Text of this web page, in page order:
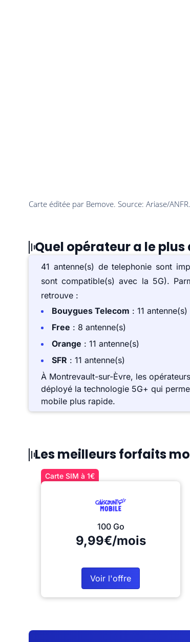
Quel opérateur a le
41 antenne(s) de telephonie sont
sont compatible(s) avec la 5G).
retrouve :
Bouygues Telecom : 11 antenne(s)
Free : 8 antenne(s)
Orange : 11 antenne(s)
SFR : 11 antenne(s)
À Montrevault-sur-Èvre, les
déployé la technologie 5G+ qui
mobile plus rapide.
Les meilleurs forfaits
Carte SIM à 1€
100 Go
9,99€/mois
Voir l'offre